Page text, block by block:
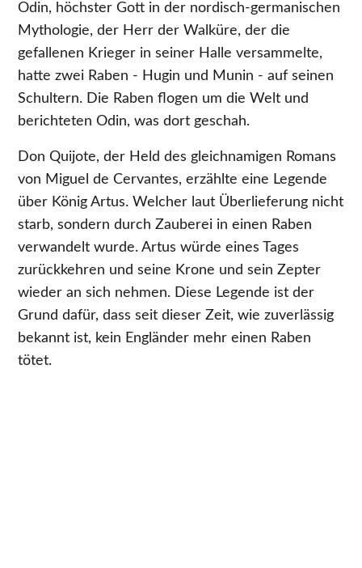
Odin, höchster Gott in der nordisch-germanischen
Mythologie, der Herr der Walküre, der die
gefallenen Krieger in seiner Halle versammelte,
hatte zwei Raben - Hugin und Munin - auf seinen
Schultern. Die Raben flogen um die Welt und
berichteten Odin, was dort geschah.
Don Quijote, der Held des gleichnamigen Romans
von Miguel de Cervantes, erzählte eine Legende
über König Artus. Welcher laut Überlieferung nicht
starb, sondern durch Zauberei in einen Raben
verwandelt wurde. Artus würde eines Tages
zurückkehren und seine Krone und sein Zepter
wieder an sich nehmen. Diese Legende ist der
Grund dafür, dass seit dieser Zeit, wie zuverlässig
bekannt ist, kein Engländer mehr einen Raben
tötet.